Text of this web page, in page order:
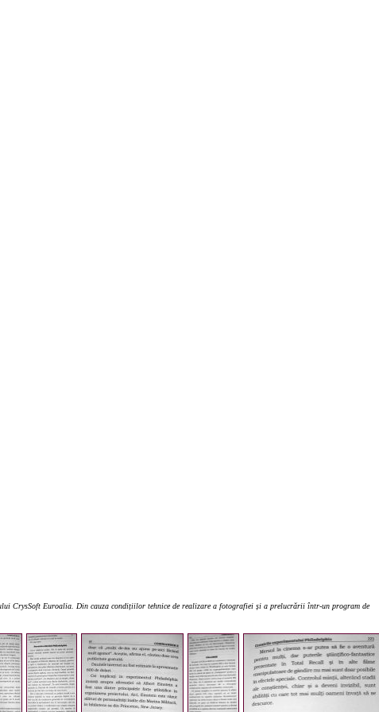
CrysSoft Euroalia. Din cauza condițiilor tehnice de realizare a fotografiei și a prelucrării într-un program de